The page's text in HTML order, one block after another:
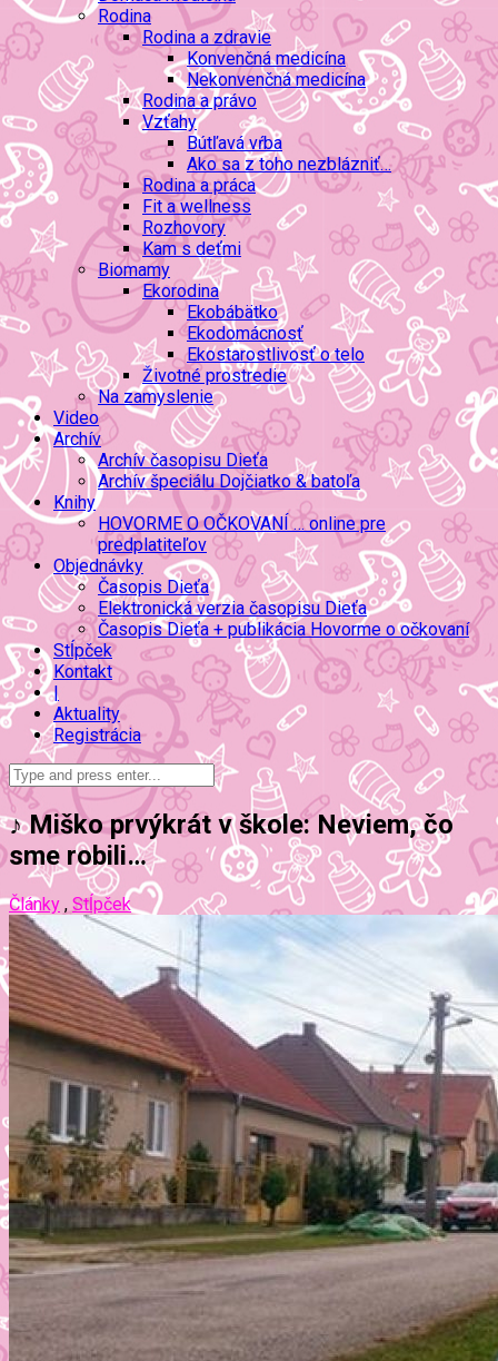
Rodina
Rodina a zdravie
Konvenčná medicína
Nekonvenčná medicína
Rodina a právo
Vzťahy
Bútľavá vŕba
Ako sa z toho nezblázniť…
Rodina a práca
Fit a wellness
Rozhovory
Kam s deťmi
Biomamy
Ekorodina
Ekobábätko
Ekodomácnosť
Ekostarostlivosť o telo
Životné prostredie
Na zamyslenie
Video
Archív
Archív časopisu Dieťa
Archív špeciálu Dojčiatko & batoľa
Knihy
HOVORME O OČKOVANÍ … online pre
predplatiteľov
Objednávky
Časopis Dieťa
Elektronická verzia časopisu Dieťa
Časopis Dieťa + publikácia Hovorme o očkovaní
Stĺpček
Kontakt
|
Aktuality
Registrácia
♪ Miško prvýkrát v škole: Neviem, čo
sme robili…
Články , Stĺpček